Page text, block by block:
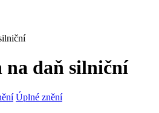
na daň silniční
Úplné znění